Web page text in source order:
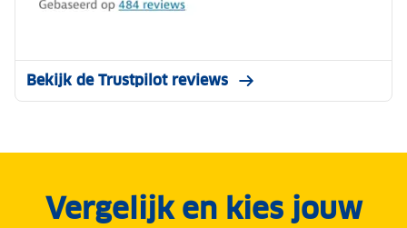
Bekijk de Trustpilot reviews
Vergelijk en kies jouw